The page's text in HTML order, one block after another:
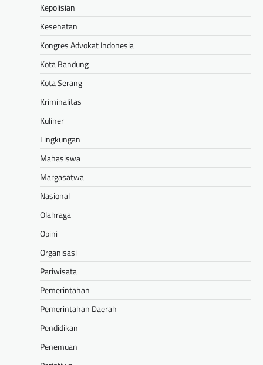
Kepolisian
Kesehatan
Kongres Advokat Indonesia
Kota Bandung
Kota Serang
Kriminalitas
Kuliner
Lingkungan
Mahasiswa
Margasatwa
Nasional
Olahraga
Opini
Organisasi
Pariwisata
Pemerintahan
Pemerintahan Daerah
Pendidikan
Penemuan